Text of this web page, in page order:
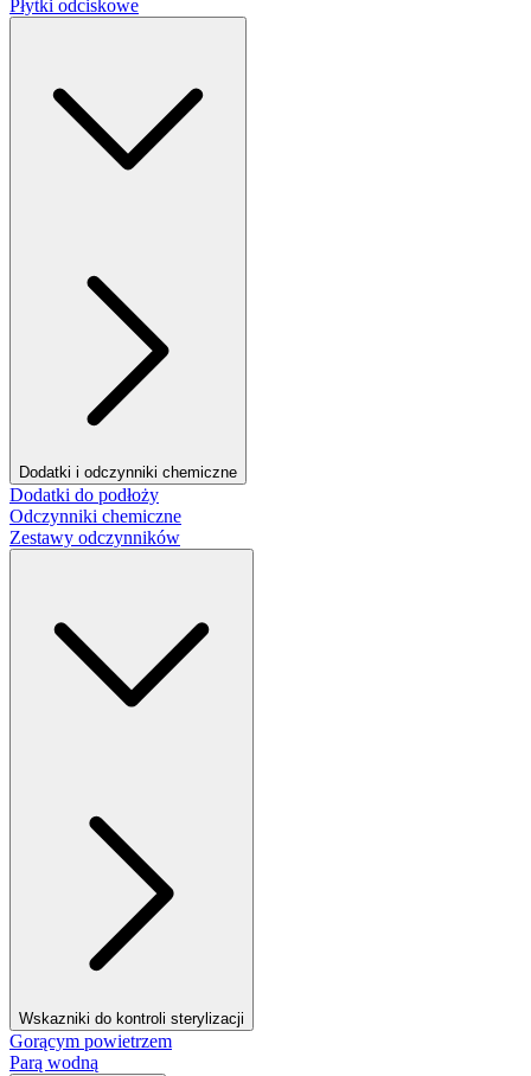
Płytki odciskowe
Dodatki i odczynniki chemiczne
Dodatki do podłoży
Odczynniki chemiczne
Zestawy odczynników
Wskazniki do kontroli sterylizacji
Gorącym powietrzem
Parą wodną